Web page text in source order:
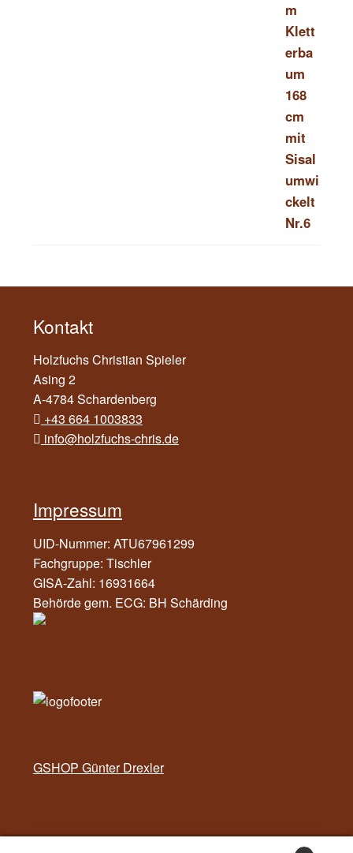
Kontakt
Holzfuchs Christian Spieler
Asing 2
A-4784 Schardenberg
+43 664 1003833
info@holzfuchs-chris.de
Impressum
UID-Nummer: ATU67961299
Fachgruppe: Tischler
GISA-Zahl: 16931664
Behörde gem. ECG: BH Schärding
GSHOP Günter Drexler
Vertrag widerrufen